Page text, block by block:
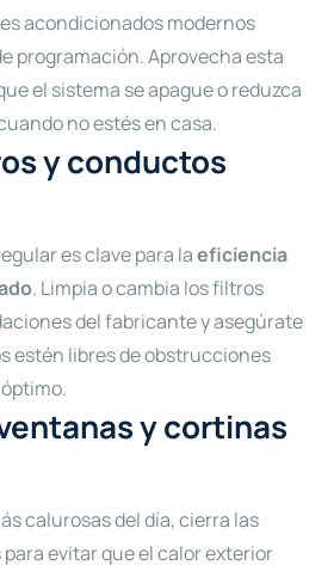
acondicionados modernos
programación. Aprovecha esta
el sistema se apague o reduzca
no estés en casa.
y conductos
es clave para laeficiencia
. Limpia o cambia los filtros
del fabricante y asegúrate
estén libres de obstrucciones
y cortinas
calurosas del día, cierra las
evitar que el calor exterior